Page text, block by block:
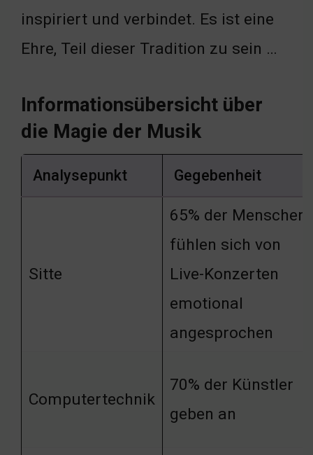
inspiriert und verbindet. Es ist eine
Ehre, Teil dieser Tradition zu sein …
Informationsübersicht über
die Magie der Musik
Analysepunkt Gegebenheit
Sitte
65% der Menschen
fühlen sich von
Live-Konzerten
emotional
angesprochen
Computertechnik
70% der Künstler
geben an